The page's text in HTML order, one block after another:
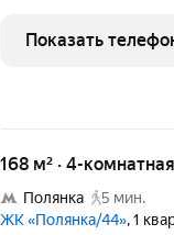
Жилой комплекс всего
Архитектура от бюро
Показать
168 м² · 4-
Полянка
5 мин.
ЖК «Полянка/44», 1